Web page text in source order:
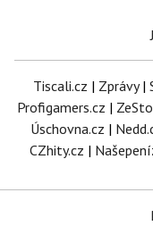
Tiscali.cz | Zprávy|
Profigamers.cz |
Úschovna.cz |
CZhity.cz |